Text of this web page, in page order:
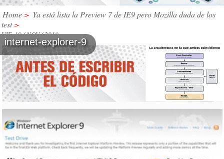
Home > Ya está lista la Preview 7 de IE9 pero Mozilla duda de los
test >
VIE, 19 / NOV / 2010
internet-explorer-9